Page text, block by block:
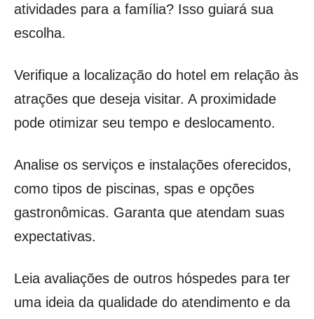
atividades para a família? Isso guiará sua
escolha.
Verifique a localização do hotel em relação às
atrações que deseja visitar. A proximidade
pode otimizar seu tempo e deslocamento.
Analise os serviços e instalações oferecidos,
como tipos de piscinas, spas e opções
gastronômicas. Garanta que atendam suas
expectativas.
Leia avaliações de outros hóspedes para ter
uma ideia da qualidade do atendimento e da